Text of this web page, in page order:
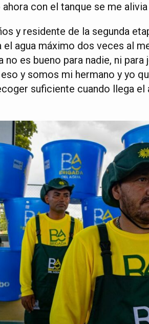
con el tanque se me
y residente de la segunda
agua máximo dos veces al
no es bueno para nadie, ni
y somos mi hermano y yo
suficiente cuando llega el